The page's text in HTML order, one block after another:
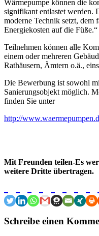
Wärmepumpe können die
signifikant entlastet werden.
moderne Technik setzt, dem
Energiekosten auf die Füße.“
Teilnehmen können alle
einem oder mehreren
Rathäusern, Ämtern o.ä.,
Die Bewerbung ist sowohl
Sanierungsobjekt möglich.
finden Sie unter
http://
Mit Freunden teilen-Es
weitere Dritte übertragen.
Schreibe einen